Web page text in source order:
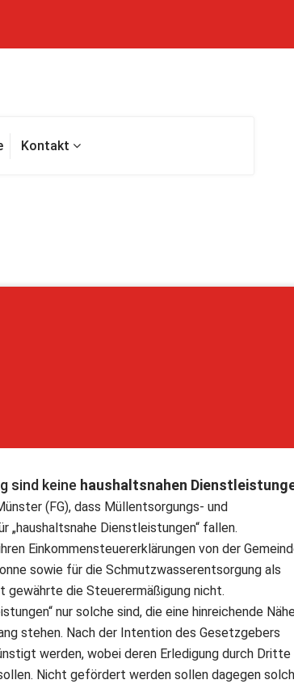
Kontakt
sind keine haushaltsnahen
(FG), dass Müllentsorgungs- und
Dienstleistungen“ fallen.
Einkommensteuererklärungen von der
sowie für die Schmutzwasserentsorgung als
gewährte die Steuerermäßigung nicht.
nur solche sind, die eine hinreichende
stehen. Nach der Intention des Gesetzgebers
werden, wobei deren Erledigung durch Dritte
Nicht gefördert werden sollen dagegen